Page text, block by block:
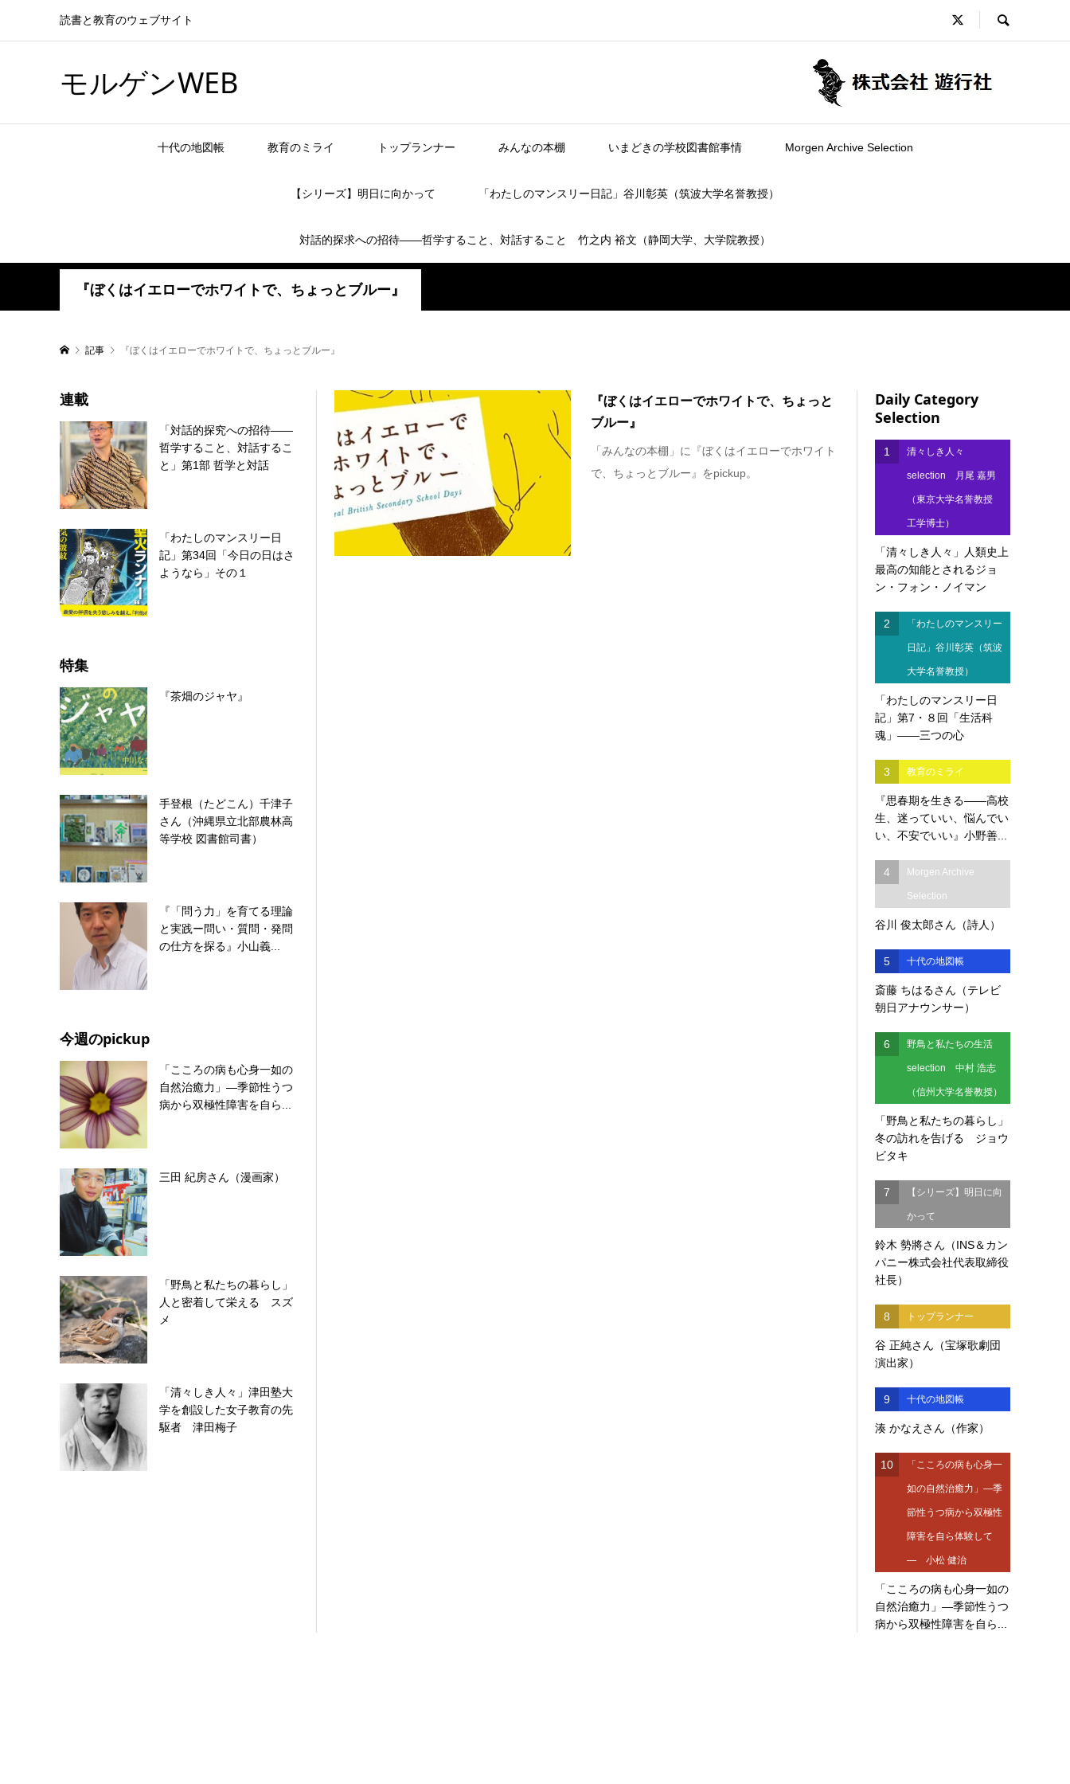
読書と教育のウェブサイト
モルゲンWEB
十代の地図帳 教育のミライ トップランナー みんなの本棚 いまどきの学校図書館事情 Morgen Archive Selection
【シリーズ】明日に向かって 「わたしのマンスリー日記」谷川彰英（筑波大学名誉教授）
対話的探求への招待――哲学すること、対話すること 竹之内 裕文（静岡大学、大学院教授）
『ぼくはイエローでホワイトで、ちょっとブルー』
記事 『ぼくはイエローでホワイトで、ちょっとブルー』
『ぼくはイエローでホワイトで、ちょっと
ブルー』
「みんなの本棚」に『ぼくはイエローでホワイト
で、ちょっとブルー』をpickup。
連載
「対話的探究への招待――
哲学すること、対話するこ
と」第1部 哲学と対話
「わたしのマンスリー日
記」第34回「今日の日はさ
ようなら」その１
特集
『茶畑のジャヤ』
手登根（たどこん）千津子
さん（沖縄県立北部農林高
等学校 図書館司書）
『「問う力」を育てる理論
と実践ー問い・質問・発問
の仕方を探る』小山義...
今週のpickup
「こころの病も心身一如の
自然治癒力」―季節性うつ
病から双極性障害を自ら...
三田 紀房さん（漫画家）
「野鳥と私たちの暮らし」
人と密着して栄える スズ
メ
「清々しき人々」津田塾大
学を創設した女子教育の先
駆者 津田梅子
Daily Category
Selection
1 清々しき人々
selection 月尾 嘉男
（東京大学名誉教授
工学博士）
「清々しき人々」人類史上
最高の知能とされるジョ
ン・フォン・ノイマン
2 「わたしのマンスリー
日記」谷川彰英（筑波
大学名誉教授）
「わたしのマンスリー日
記」第7・８回「生活科
魂」――三つの心
3 教育のミライ
『思春期を生きる――高校
生、迷っていい、悩んでい
い、不安でいい』小野善...
4 Morgen Archive
Selection
谷川 俊太郎さん（詩人）
5 十代の地図帳
斎藤 ちはるさん（テレビ
朝日アナウンサー）
6 野鳥と私たちの生活
selection 中村 浩志
（信州大学名誉教授）
「野鳥と私たちの暮らし」
冬の訪れを告げる ジョウ
ビタキ
7 【シリーズ】明日に向
かって
鈴木 勢將さん（INS＆カン
パニー株式会社代表取締役
社長）
8 トップランナー
谷 正純さん（宝塚歌劇団
演出家）
9 十代の地図帳
湊 かなえさん（作家）
10 「こころの病も心身一
如の自然治癒力」―季
節性うつ病から双極性
障害を自ら体験して
― 小松 健治
「こころの病も心身一如の
自然治癒力」―季節性うつ
病から双極性障害を自ら...